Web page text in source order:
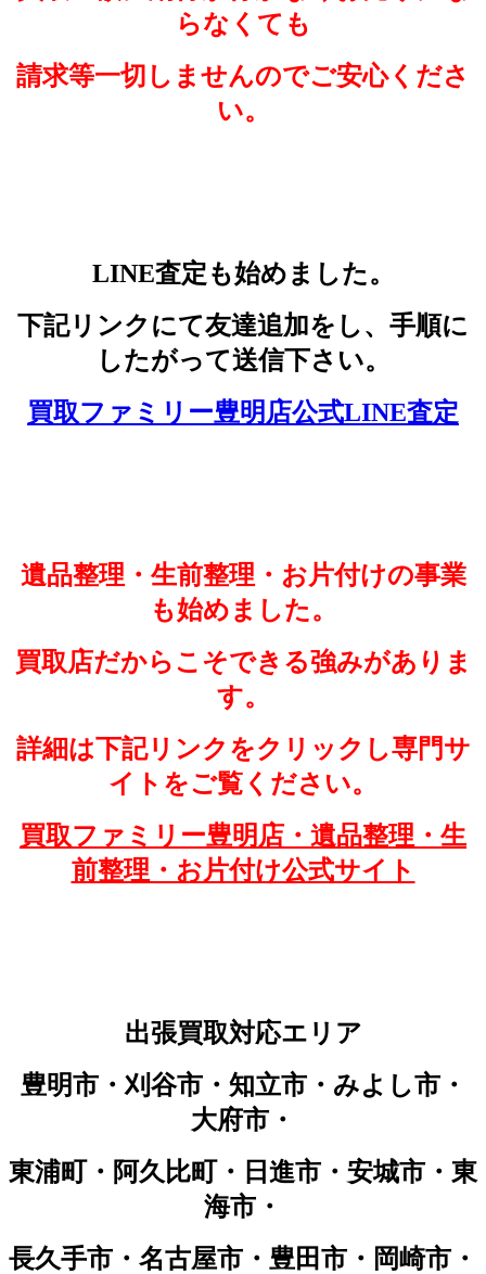
らなくても
請求等一切しませんのでご安心くださ
い。
LINE査定も始めました。
下記リンクにて友達追加をし、手順に
したがって送信下さい。
買取ファミリー豊明店公式LINE査定
遺品整理・生前整理・お片付けの事業
も始めました。
買取店だからこそできる強みがありま
す。
詳細は下記リンクをクリックし専門サ
イトをご覧ください。
買取ファミリー豊明店・遺品整理・生
前整理・お片付け公式サイト
出張買取対応エリア
豊明市・刈谷市・知立市・みよし市・
大府市・
東浦町・阿久比町・日進市・安城市・東
海市・
長久手市・名古屋市・豊田市・岡崎市・